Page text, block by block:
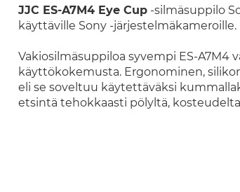
JJC ES-A7M4 Eye Cup-silmäsuppilo
käyttäville Sony -järjestelmäkameroille.
Vakiosilmäsuppiloa syvempi ES-
käyttökokemusta. Ergonominen,
eli se soveltuu käytettäväksi
etsintä tehokkaasti pölyltä,